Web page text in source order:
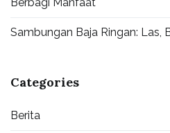
Sambungan Baja Ringan: Las,
Categories
Berita